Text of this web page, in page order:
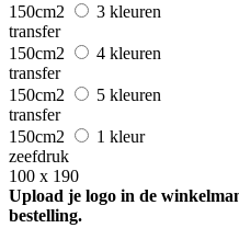
150cm2
3 kleuren
transfer
150cm2
4 kleuren
transfer
150cm2
5 kleuren
transfer
150cm2
1 kleur
zeefdruk
100 x 190
Upload je logo in de
bestelling.